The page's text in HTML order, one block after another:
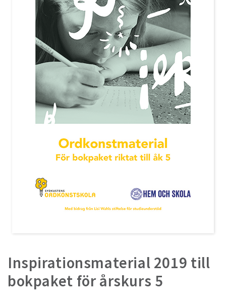
Inspirationsmaterial 2019 till
bokpaket för årskurs 5